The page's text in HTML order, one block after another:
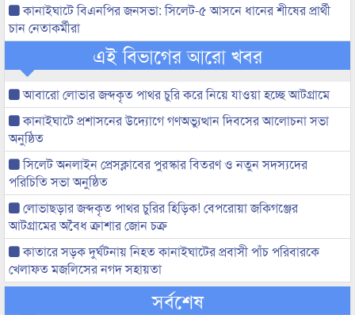
কানাইঘাটে বিএনপির জনসভা: সিলেট-৫ আসনে ধানের শীষের প্রার্থী
চান নেতাকর্মীরা
এই বিভাগের আরো খবর
আবারো লোভার জব্দকৃত পাথর চুরি করে নিয়ে যাওয়া হচ্ছে আটগ্রামে
কানাইঘাটে প্রশাসনের উদ্যোগে গণঅভ্যুত্থান দিবসের আলোচনা সভা
অনুষ্ঠিত
সিলেট অনলাইন প্রেসক্লাবের পুরস্কার বিতরণ ও নতুন সদস্যদের
পরিচিতি সভা অনুষ্ঠিত
লোভাছড়ার জব্দকৃত পাথর চুরির হিড়িক! বেপরোয়া জকিগঞ্জের
আটগ্রামের অবৈধ ক্রাশার জোন চক্র
কাতারে সড়ক দুর্ঘটনায় নিহত কানাইঘাটের প্রবাসী পাঁচ পরিবারকে
খেলাফত মজলিসের নগদ সহায়তা
সর্বশেষ